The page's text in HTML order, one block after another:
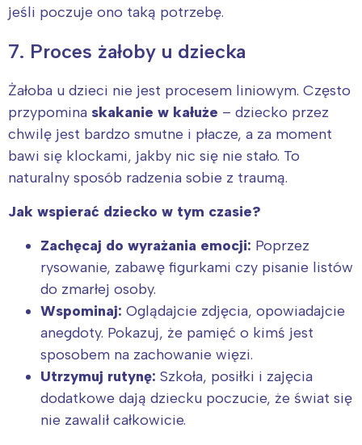
jeśli poczuje ono taką potrzebę.
7. Proces żałoby u dziecka
Żałoba u dzieci nie jest procesem liniowym. Często
przypomina skakanie w kałuże – dziecko przez
chwilę jest bardzo smutne i płacze, a za moment
bawi się klockami, jakby nic się nie stało. To
naturalny sposób radzenia sobie z traumą.
Jak wspierać dziecko w tym czasie?
Zachęcaj do wyrażania emocji: Poprzez
rysowanie, zabawę figurkami czy pisanie listów
do zmarłej osoby.
Wspominaj: Oglądajcie zdjęcia, opowiadajcie
anegdoty. Pokazuj, że pamięć o kimś jest
sposobem na zachowanie więzi.
Utrzymuj rutynę: Szkoła, posiłki i zajęcia
dodatkowe dają dziecku poczucie, że świat się
nie zawalił całkowicie.